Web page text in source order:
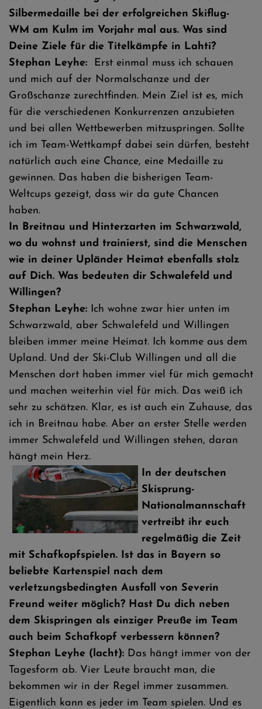
Silbermedaille bei der erfolgreichen Skiflug-
WM am Kulm im Vorjahr mal aus. Was sind
Deine Ziele für die Titelkämpfe in Lahti?
Stephan Leyhe: Erst einmal muss ich schauen
und mich auf der Normalschanze und der
Großschanze zurechtfinden. Mein Ziel ist es, mich
für die verschiedenen Konkurrenzen anzubieten
und bei allen Wettbewerben mitzuspringen. Sollte
ich im Team-Wettkampf dabei sein dürfen, besteht
natürlich auch eine Chance, eine Medaille zu
gewinnen. Das haben die bisherigen Team-
Weltcups gezeigt, dass wir da gute Chancen
haben.
In Breitnau und Hinterzarten im Schwarzwald,
wo du wohnst und trainierst, sind die Menschen
wie in deiner Upländer Heimat ebenfalls stolz
auf Dich. Was bedeuten dir Schwalefeld und
Willingen?
Stephan Leyhe: Ich wohne zwar hier unten im
Schwarzwald, aber Schwalefeld und Willingen
bleiben immer meine Heimat. Ich komme aus dem
Upland. Und der Ski-Club Willingen und all die
Menschen dort haben immer viel für mich gemacht
und machen weiterhin viel für mich. Das weiß ich
sehr zu schätzen. Klar, es ist auch ein Zuhause, das
ich in Breitnau habe. Aber an erster Stelle werden
immer Schwalefeld und Willingen stehen, daran
hängt mein Herz.
In der deutschen
Skisprung-
Nationalmannschaft
vertreibt ihr euch
regelmäßig die Zeit
mit Schafkopfspielen. Ist das in Bayern so
beliebte Kartenspiel nach dem
verletzungsbedingten Ausfall von Severin
Freund weiter möglich? Hast Du dich neben
dem Skispringen als einziger Preuße im Team
auch beim Schafkopf verbessern können?
Stephan Leyhe (lacht): Das hängt immer von der
Tagesform ab. Vier Leute braucht man, die
bekommen wir in der Regel immer zusammen.
Eigentlich kann es jeder im Team spielen. Und es